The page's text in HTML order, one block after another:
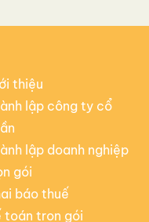
thiệu
lập công ty cổ
lập doanh nghiệp
gói
báo thuế
toán trọn gói